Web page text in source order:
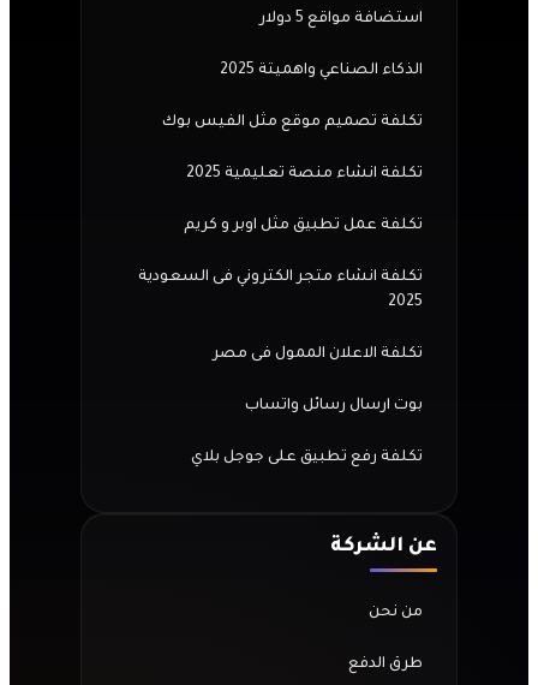
استضافة مواقع 5 دولار
الذكاء الصناعي واهميتة 2025
تكلفة تصميم موقع مثل الفيس بوك
تكلفة انشاء منصة تعليمية 2025
تكلفة عمل تطبيق مثل اوبر و كريم
تكلفة انشاء متجر الكتروني فى السعودية
2025
تكلفة الاعلان الممول فى مصر
بوت ارسال رسائل واتساب
تكلفة رفع تطبيق على جوجل بلاي
عن الشركة
من نحن
طرق الدفع